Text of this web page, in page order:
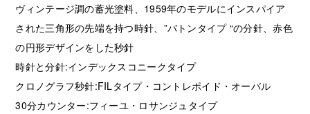
ヴィンテージ調の蓄光塗料、1959年のモデルにインスパイア
された三角形の先端を持つ時針、”バトンタイプ “の分針、赤色
の円形デザインをした秒針
時針と分針:インデックスコニークタイプ
クロノグラフ秒針:FILタイプ・コントレポイド・オーバル
30分カウンター:フィーユ・ロサンジュタイプ